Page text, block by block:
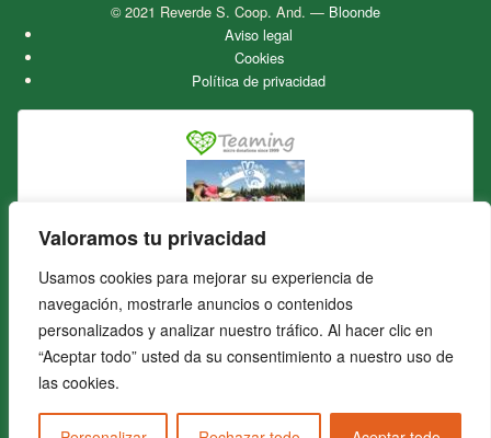
Valoramos tu privacidad
Usamos cookies para mejorar su experiencia de
navegación, mostrarle anuncios o contenidos
personalizados y analizar nuestro tráfico. Al hacer clic en
“Aceptar todo” usted da su consentimiento a nuestro uso de
las cookies.
© 2021 Reverde S. Coop. And. — Bloonde
Aviso legal
Cookies
Política de privacidad
La Reverde Cooperativa Agroecológica
Únete a nuestro grupo en Teaming
solo 1 €/mes
¡Quiero unirme!